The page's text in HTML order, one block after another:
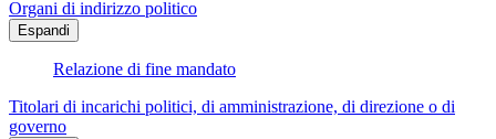
Organi di indirizzo politico
Espandi
Relazione di fine mandato
Titolari di incarichi politici, di amministrazione, di direzione o di
governo